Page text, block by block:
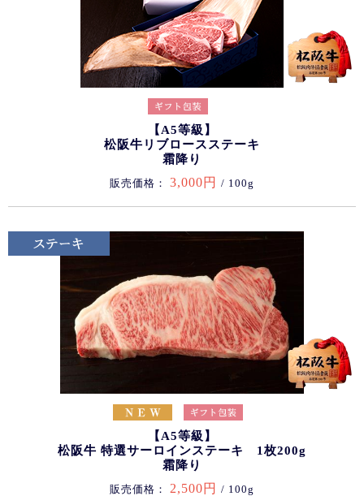
【A5等級】
松阪牛リブロースステーキ
霜降り
販売価格： 3,000円 / 100g
【A5等級】
松阪牛 特選サーロインステーキ 1枚200g
霜降り
販売価格： 2,500円 / 100g